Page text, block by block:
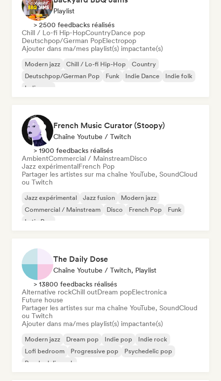
Playlist
> 2500 feedbacks réalisés
Chill / Lo-fi Hip-HopCountryDance pop
Deutschpop/German PopElectropop
Ajouter dans ma/mes playlist(s) impactante(s)
Modern jazz Chill / Lo-fi Hip-Hop
Country
Deutschpop/German Pop
Funk Indie Dance
Indie folk
Indie pop
French Music Curator (Stoopy)
Chaîne Youtube / Twitch
> 1900 feedbacks réalisés
AmbientCommercial / MainstreamDisco
Jazz expérimentalFrench Pop
Partager les artistes sur ma chaîne YouTube, SoundCloud
ou Twitch
Jazz expérimental Jazz fusion
Modern jazz
Commercial / Mainstream
Disco French Pop
Funk
Latin Pop
The Daily Dose
Chaîne Youtube / Twitch, Playlist
> 13800 feedbacks réalisés
Alternative rockChill outDream popElectronica
Future house
Partager les artistes sur ma chaîne YouTube, SoundCloud
ou Twitch
Ajouter dans ma/mes playlist(s) impactante(s)
Modern jazz Dream pop Indie pop
Indie rock
Lofi bedroom
Progressive pop
Psychedelic pop
Psychedelic rock